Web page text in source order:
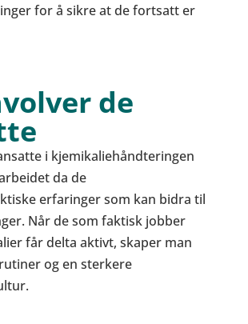
for å sikre at de fortsatt er
de
i kjemikaliehåndteringen
da de
erfaringer som kan bidra til
Når de som faktisk jobber
får delta aktivt, skaper man
og en sterkere